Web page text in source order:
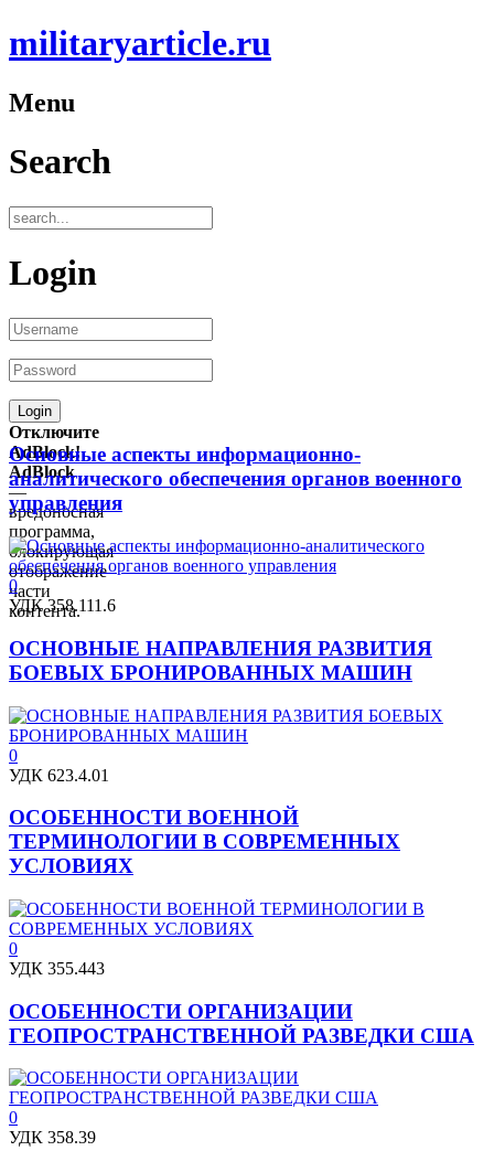
militaryarticle.ru
Menu
Search
Login
Отключите
AdBlock!
AdBlock
—
вредоносная
программа,
блокирующая
отображение
части
контента.
Основные аспекты информационно-
аналитического обеспечения органов военного
управления
0
УДК 358.111.6
ОСНОВНЫЕ НАПРАВЛЕНИЯ РАЗВИТИЯ
БОЕВЫХ БРОНИРОВАННЫХ МАШИН
0
УДК 623.4.01
ОСОБЕННОСТИ ВОЕННОЙ
ТЕРМИНОЛОГИИ В СОВРЕМЕННЫХ
УСЛОВИЯХ
0
УДК 355.443
ОСОБЕННОСТИ ОРГАНИЗАЦИИ
ГЕОПРОСТРАНСТВЕННОЙ РАЗВЕДКИ США
0
УДК 358.39